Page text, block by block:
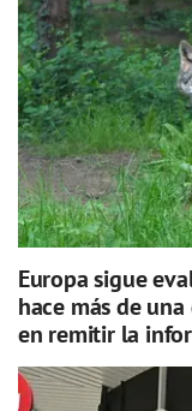
Europa sigue
hace más de
en remitir la